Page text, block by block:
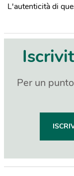
L'autenticità di
Per un